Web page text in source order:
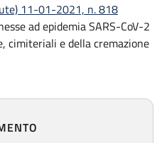
11-01-2021, n. 818
ad epidemia SARS-CoV-2
cimiteriali e della cremazione